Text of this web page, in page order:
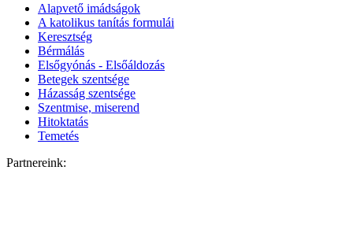
Alapvető imádságok
A katolikus tanítás formulái
Keresztség
Bérmálás
Elsőgyónás - Elsőáldozás
Betegek szentsége
Házasság szentsége
Szentmise, miserend
Hitoktatás
Temetés
Partnereink: